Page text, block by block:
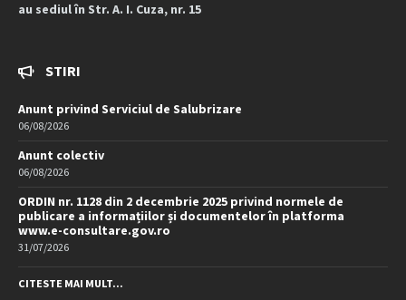
au sediul în Str. A. I. Cuza, nr. 15
STIRI
Anunt privind Serviciul de Salubrizare
06/08/2026
Anunt colectiv
06/08/2026
ORDIN nr. 1128 din 2 decembrie 2025 privind normele de
publicare a informațiilor și documentelor în platforma
www.e-consultare.gov.ro
31/07/2026
CITESTE MAI MULT...